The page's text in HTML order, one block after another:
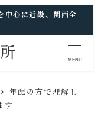
中心に近畿、関西全
MENU
年配の方で理解し
す